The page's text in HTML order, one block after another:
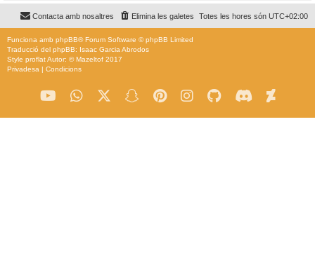
Totes les hores són UTC+02:00
Elimina les galetes
Contacta amb nosaltres
Funciona amb phpBB® Forum Software © phpBB Limited
Traducció del phpBB: Isaac Garcia Abrodos
Style proflatAutor: ©Mazeltof 2017
Privadesa | Condicions